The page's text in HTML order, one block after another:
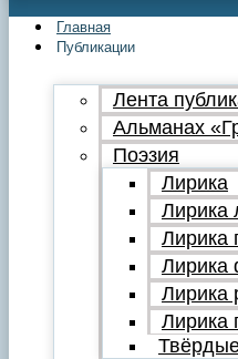
Главная
Публикации
Лента
Альманах
Поэзия
Лирика
Лирика
Лирика
Лирика
Лирика
Лирика